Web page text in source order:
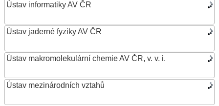
Ústav informatiky AV ČR
Ústav jaderné fyziky AV ČR
Ústav makromolekulární chemie AV ČR, v. v. i.
Ústav mezinárodních vztahů